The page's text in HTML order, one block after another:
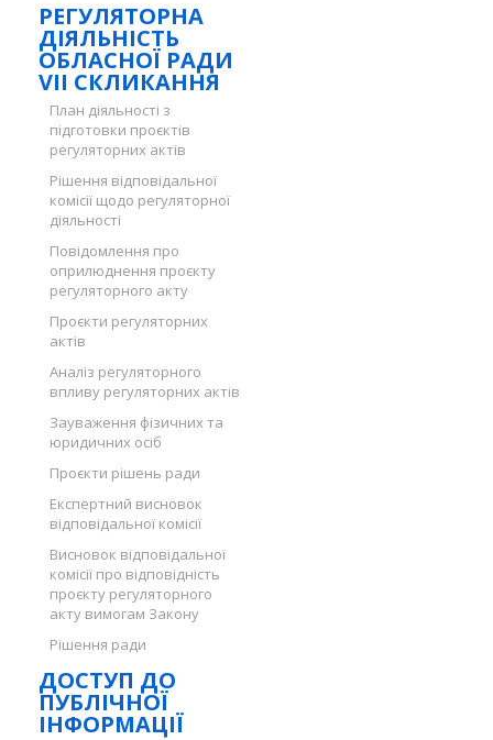
РЕГУЛЯТОРНА
ДІЯЛЬНІСТЬ
ОБЛАСНОЇ РАДИ
VII СКЛИКАННЯ
План діяльності з
підготовки проєктів
регуляторних актів
Рішення відповідальної
комісії щодо регуляторної
діяльності
Повідомлення про
оприлюднення проєкту
регуляторного акту
Проєкти регуляторних
актів
Аналіз регуляторного
впливу регуляторних актів
Зауваження фізичних та
юридичних осіб
Проєкти рішень ради
Експертний висновок
відповідальної комісії
Висновок відповідальної
комісії про відповідність
проєкту регуляторного
акту вимогам Закону
Рішення ради
ДОСТУП ДО
ПУБЛІЧНОЇ
ІНФОРМАЦІЇ